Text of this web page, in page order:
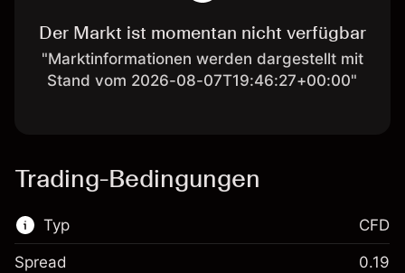
Der Markt ist momentan nicht verfügbar
"Marktinformationen werden dargestellt mit
Stand vom 2026-08-07T19:46:27+00:00"
Trading-Bedingungen
Typ CFD
Spread 0.19